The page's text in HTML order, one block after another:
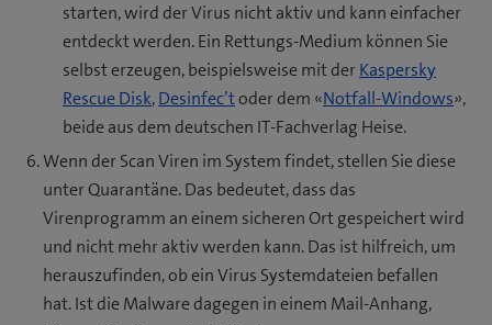
starten, wird der Virus nicht aktiv und kann einfacher
entdeckt werden. Ein Rettungs-Medium können Sie
selbst erzeugen, beispielsweise mit derKaspersky
Rescue Disk,Desinfec’toder dem «Notfall-Windows»,
beide aus dem deutschen IT-Fachverlag Heise.
Wenn der Scan Viren im System findet, stellen Sie diese
unter Quarantäne. Das bedeutet, dass das
Virenprogramm an einem sicheren Ort gespeichert wird
und nicht mehr aktiv werden kann. Das ist hilfreich, um
herauszufinden, ob ein Virus Systemdateien befallen
hat. Ist die Malware dagegen in einem Mail-Anhang,